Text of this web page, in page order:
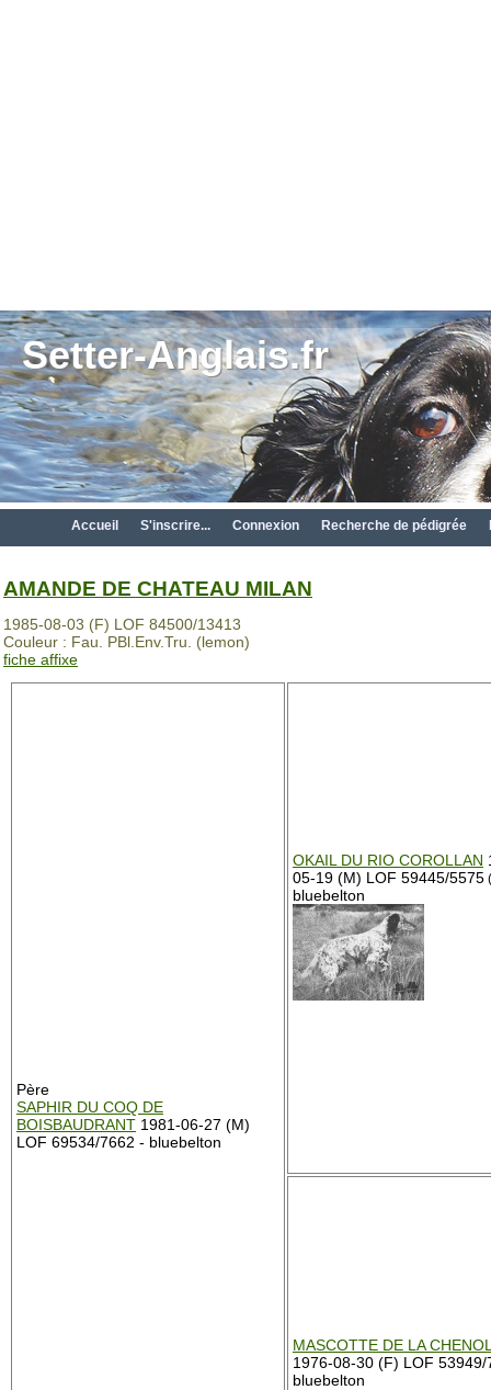
Setter-Anglais.fr
Accueil S'inscrire... Connexion Recherche de pédigrée
AMANDE DE CHATEAU MILAN
1985-08-03 (F) LOF 84500/13413
Couleur : Fau. PBl.Env.Tru. (lemon)
fiche affixe
Père
SAPHIR DU COQ DE
BOISBAUDRANT 1981-06-27 (M)
LOF 69534/7662 - bluebelton
OKAIL DU RIO COROLLAN
05-19 (M) LOF 59445/5575
bluebelton
MASCOTTE DE LA
1976-08-30 (F) LOF 53949/
bluebelton